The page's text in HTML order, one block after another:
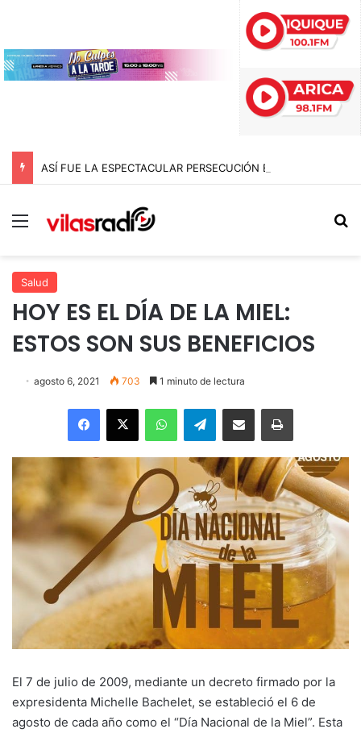
Menú
Salud
HOY ES EL DÍA DE LA MIEL:
ESTOS SON SUS BENEFICIOS
agosto 6, 2021 703 1 minuto de lectura
Facebook
X WhatsAppTelegramEnviar vía email Imprimir
El 7 de julio de 2009, mediante un decreto firmado por la
expresidenta Michelle Bachelet, se estableció el 6 de
agosto de cada año como el “Día Nacional de la Miel”. Esta